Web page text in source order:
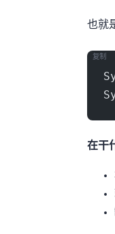
也就
复制
Sysbench